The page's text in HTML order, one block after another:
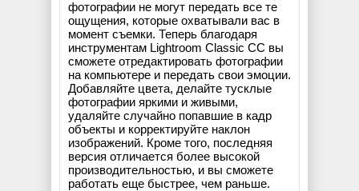
фотографии не могут передать все те
ощущения, которые охватывали вас в
момент съемки. Теперь благодаря
инструментам Lightroom Classic CC вы
сможете отредактировать фотографии
на компьютере и передать свои эмоции.
Добавляйте цвета, делайте тусклые
фотографии яркими и живыми,
удаляйте случайно попавшие в кадр
объекты и корректируйте наклон
изображений. Кроме того, последняя
версия отличается более высокой
производительностью, и вы сможете
работать еще быстрее, чем раньше.